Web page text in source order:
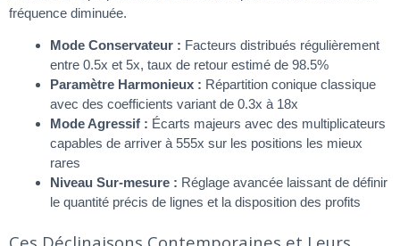
fréquence diminuée.
Mode Conservateur : Facteurs distribués régulièrement
entre 0.5x et 5x, taux de retour estimé de 98.5%
Paramètre Harmonieux : Répartition conique classique
avec des coefficients variant de 0.3x à 18x
Mode Agressif : Écarts majeurs avec des multiplicateurs
capables de arriver à 555x sur les positions les mieux
rares
Niveau Sur-mesure : Réglage avancée laissant de définir
le quantité précis de lignes et la disposition des profits